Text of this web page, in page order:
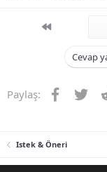
First
Cevap
Paylaş: Facebook
Istek & Öneri